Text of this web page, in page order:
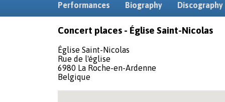
Performances Biography Discography
Concert places - Église Saint-Nicolas
Église Saint-Nicolas
Rue de l'église
6980 La Roche-en-Ardenne
Belgique